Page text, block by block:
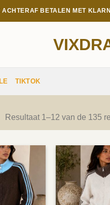
BETALEN MET
TIKTOK
Resultaat 1–12 van de 135